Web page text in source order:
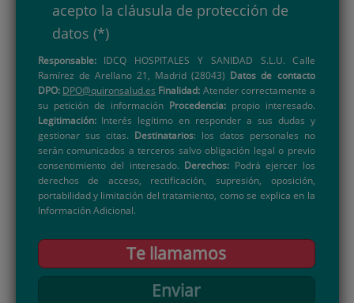
acepto la cláusula de protección de
datos (*)
Responsable:IDCQ HOSPITALES Y SANIDAD S.L.U. Calle
Ramírez de Arellano 21, Madrid (28043) Datos de contacto
DPO: DPO@quironsalud.es Finalidad: Atender correctamente a
su petición de información Procedencia:propio interesado.
Legitimación:Interés legítimo en responder a sus dudas y
gestionar sus citas. Destinatarios: los datos personales no
serán comunicados a terceros salvo obligación legal o previo
consentimiento del interesado. Derechos: Podrá ejercer los
derechos de acceso, rectificación, supresión, oposición,
portabilidad y limitación del tratamiento, como se explica en la
Información Adicional.
Te llamamos
Enviar